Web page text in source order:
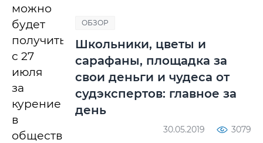
можно
будет
получить
с 27
июля
за
курение
в
общественных
ОБЗОР
Школьники, цветы и
сарафаны, площадка за
свои деньги и чудеса от
судэкспертов: главное за
день
30.05.2019 3079